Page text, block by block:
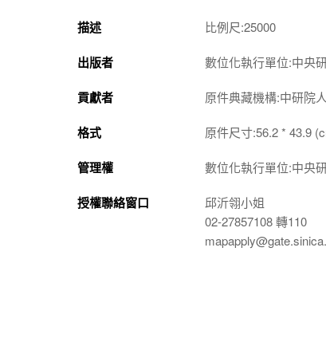
描述
比例尺:25000
出版者 數位化執行單位:中央
貢獻者 原件典藏機構:中研院
格式 原件尺寸:56.2 * 43.9
管理權 數位化執行單位:中央
授權聯絡窗口
邱沂翎小姐
02-27857108 轉110